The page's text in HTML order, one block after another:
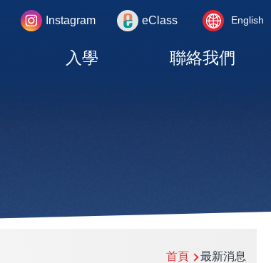
Instagram eClass
Language
switcher
English
入學 聯絡我們
首頁 最新消息